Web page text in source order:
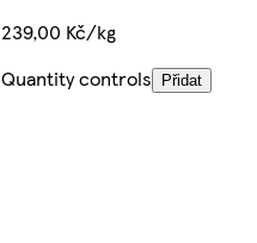
239,00 Kč/kg
Quantity controls
Přidat